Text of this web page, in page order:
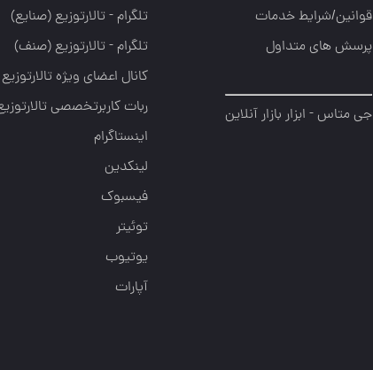
قوانین/شرایط خدمات
پرسش های متداول
جی متاس - ابزار بازار آنلاین
تلگرام - تالارتوزيع (صنايع)
تلگرام - تالارتوزیع (صنف)
کانال اعضای ویژه تالارتوزیع
ربات کاربرتخصصی
اینستاگرام
لینکدین
فیسبوک
توئیتر
یوتیوب
آپارات